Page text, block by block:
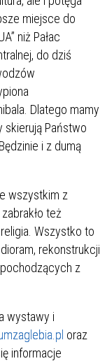
miejsce do
niż Pałac
do dziś
Dlatego mamy
skierują Państwo
i z dumą
wszystkim z
też
Wszystko to
rekonstrukcji
z
wystawy i
oraz
informacje